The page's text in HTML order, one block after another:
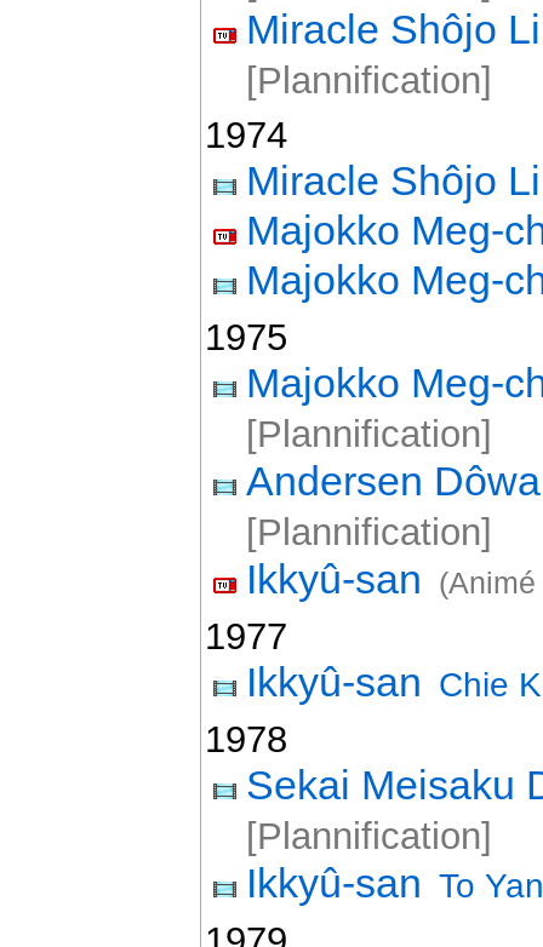
Miracle Shôjo
[Plannification]
1974
Miracle Shôjo
Majokko Meg-
Majokko Meg-
1975
Majokko Meg-
[Plannification]
Andersen
[Plannification]
Ikkyû-san
1977
Ikkyû-san Chie
1978
Sekai Meisaku
[Plannification]
Ikkyû-san To